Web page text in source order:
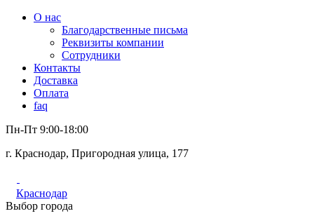
О нас
Благодарственные письма
Реквизиты компании
Сотрудники
Контакты
Доставка
Оплата
faq
Пн-Пт 9:00-18:00
г. Краснодар, Пригородная улица, 177
Краснодар
Выбор города